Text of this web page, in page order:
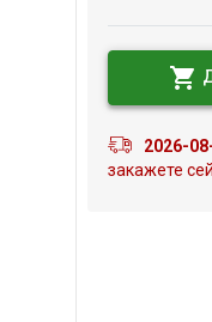
2026-
закажете